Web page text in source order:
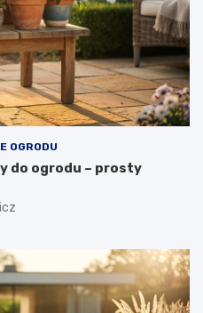
OGRODU
do ogrodu – prosty